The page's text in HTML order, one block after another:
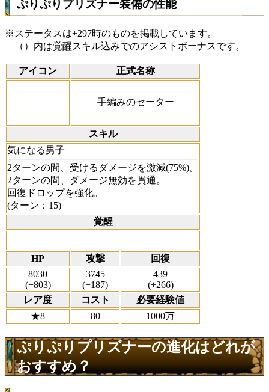
ぷりぷりプリズナー装備の性能
※ステータスは+297時のものを掲載しています。
（）内は覚醒スキル込みでのアシストボーナスです。
アイコン 正式名称
手編みのセーター
スキル
気になる男子
2ターンの間、受けるダメージを激減(75%)。
2ターンの間、ダメージ無効を貫通。
回復ドロップを強化。
(ターン：15)
覚醒
HP 攻撃
回復
8030
(+803)
3745
(+187)
439
(+266)
レア度
コスト
必要経験値
★8
80 1000万
ぷりぷりプリズナーの進化はどれが
おすすめ？